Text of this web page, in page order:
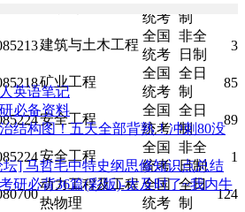
统考 制
建筑与土木工程
全国
统考
非全
日制
3
矿业工程
全国
统考
全日
制
85
安全工程
全国
统考
全日
制
89
安全工程
全国
统考
非全
日制
1
动力工程及工程
热物理
全国
统考
全日
制
124
英语笔记
必备资料
结构图！五天全部背熟！冲刺80没
坛] 马哲毛中特史纲思修知识点总结
研必背36篇(彩版)-太及时了~我内牛